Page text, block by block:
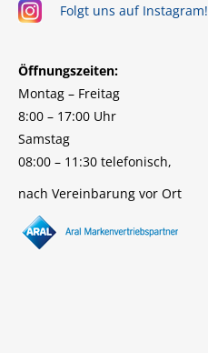
Folgt uns auf Instagram!
Öffnungszeiten:
Montag – Freitag
8:00 – 17:00 Uhr
Samstag
08:00 – 11:30 telefonisch,
nach Vereinbarung vor Ort